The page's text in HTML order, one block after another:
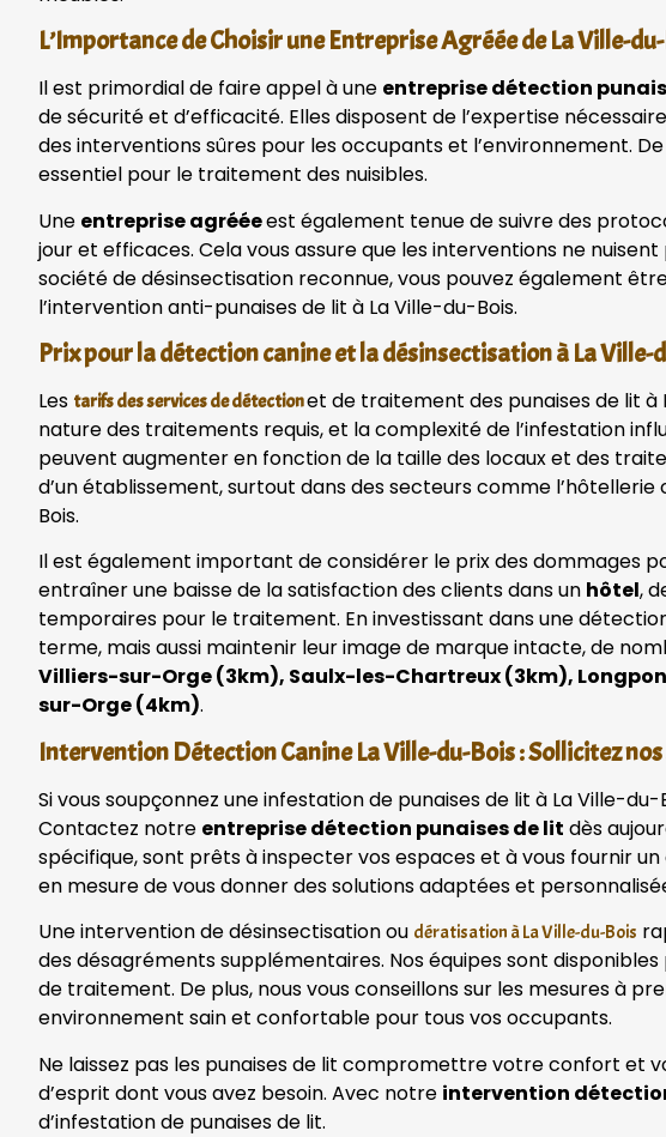
L’Importance de Choisir une Entreprise Agréée de La Ville-
Il est primordial de faire appel à une entreprise détection
de sécurité et d’efficacité. Elles disposent de l’expertise
des interventions sûres pour les occupants et l’environnement.
essentiel pour le traitement des nuisibles.
Une entreprise agrééeest également tenue de suivre des
jour et efficaces. Cela vous assure que les interventions ne
société de désinsectisation reconnue, vous pouvez également
l’intervention anti-punaises de lit à La Ville-du-Bois.
Prix pour la détection canine et la désinsectisation à La Ville-
Les tarifs des services de détectionet de traitement des punaises de lit
nature des traitements requis, et la complexité de l’infestation
peuvent augmenter en fonction de la taille des locaux et des
d’un établissement, surtout dans des secteurs comme
Bois.
Il est également important de considérer le prix des dommages
entraîner une baisse de la satisfaction des clients dans un hôtel,
temporaires pour le traitement. En investissant dans une
terme, mais aussi maintenir leur image de marque intacte, de
Villiers-sur-Orge (3km), Saulx-les-Chartreux (3km),
sur-Orge (4km).
Intervention Détection Canine La Ville-du-Bois : Sollicitez
Si vous soupçonnez une infestation de punaises de lit à La Ville-
Contactez notre entreprise détection punaises de lit dès
spécifique, sont prêts à inspecter vos espaces et à vous fournir
en mesure de vous donner des solutions adaptées et
Une intervention de désinsectisation ou dératisation à La Ville-du-Bois
des désagréments supplémentaires. Nos équipes sont
de traitement. De plus, nous vous conseillons sur les mesures à
environnement sain et confortable pour tous vos occupants.
Ne laissez pas les punaises de lit compromettre votre confort et
d’esprit dont vous avez besoin. Avec notre intervention
d’infestation de punaises de lit.